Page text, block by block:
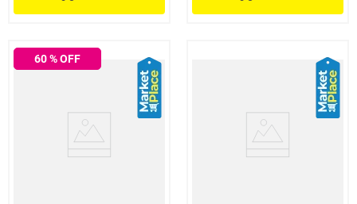
60% OFF